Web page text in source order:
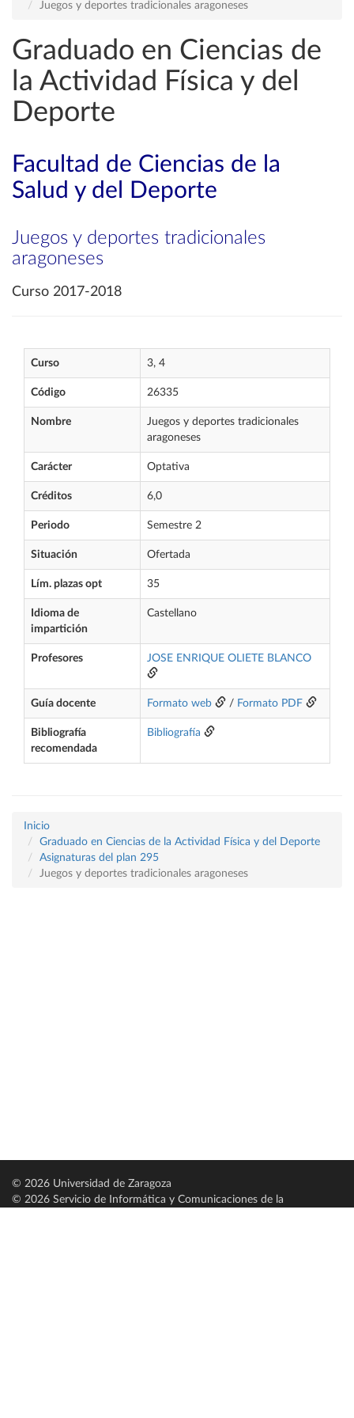
Juegos y deportes tradicionales aragoneses
Graduado en Ciencias de
la Actividad Física y del
Deporte
Facultad de Ciencias de la
Salud y del Deporte
Juegos y deportes tradicionales
aragoneses
Curso 2017-2018
Curso 3, 4
Código 26335
Nombre
Juegos y deportes tradicionales
aragoneses
Carácter Optativa
Créditos 6,0
Periodo Semestre 2
Situación Ofertada
Lím. plazas opt 35
Idioma de
impartición
Castellano
Profesores JOSE ENRIQUE OLIETE BLANCO
Guía docente Formato web / Formato PDF
Bibliografía
recomendada
Bibliografía
Inicio
Graduado en Ciencias de la Actividad Física y del Deporte
Asignaturas del plan 295
Juegos y deportes tradicionales aragoneses
© 2026 Universidad de Zaragoza
© 2026 Servicio de Informática y Comunicaciones de la